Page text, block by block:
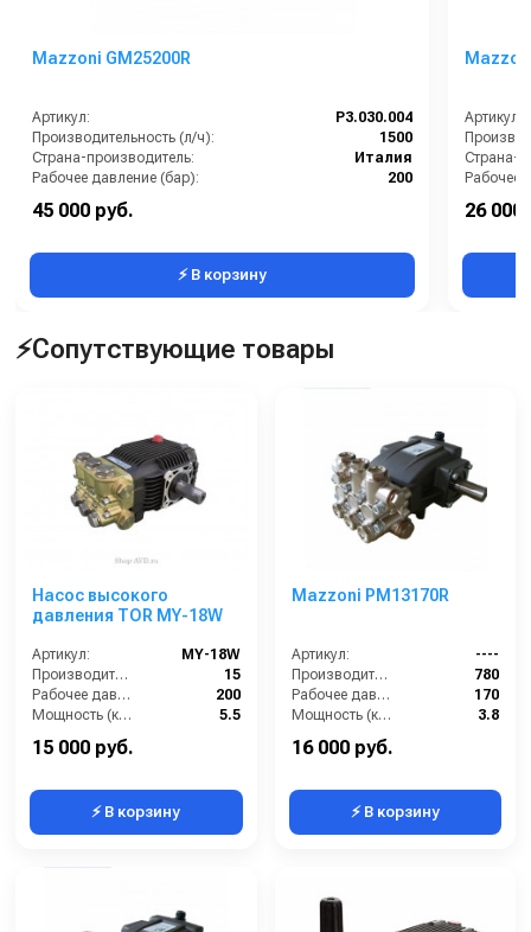
Mazzoni GM25200R
Артикул:
P3.030.004
Производительность (л/ч):
1500
Страна-производитель:
Италия
Рабочее давление (бар):
200
Мощность (кВт):
Масса (кг):
45 000 руб.
⚡ В корзину
Артикул:
Страна-
Рабочее
Масса
26 000
⚡Сопутствующие товары
Насос высокого
давления TOR MY-18W
Артикул:
MY-18W
Производительность (л/мин):
15
Рабочее давление (бар):
200
Мощность (кВт):
5.5
15 000 руб.
⚡ В корзину
Mazzoni PM13170R
Артикул:
----
Производительность (л/ч):
780
Рабочее давление (бар):
170
Мощность (кВт):
3.8
16 000 руб.
⚡ В корзину